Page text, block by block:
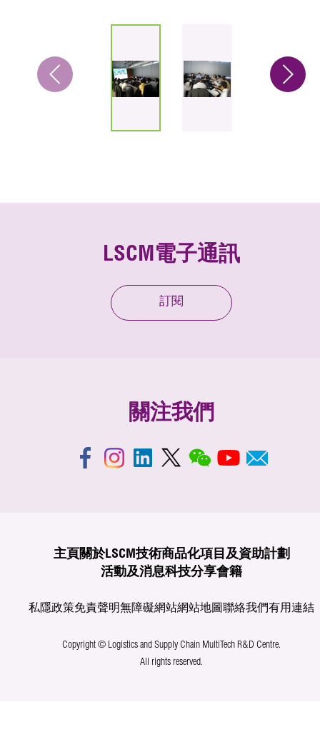
LSCM電子通訊
訂閱
關注我們
主頁 關於LSCM技術商品化項目及資助計劃
活動及消息科技分享會籍
私隱政策免責聲明無障礙網站網站地圖聯絡我們有用連結
Copyright © Logistics and Supply Chain MultiTech R&D Centre.
All rights reserved.